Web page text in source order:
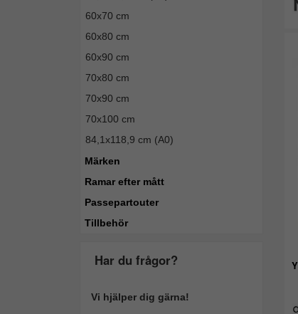
60x70 cm
60x80 cm
60x90 cm
70x80 cm
70x90 cm
70x100 cm
84,1x118,9 cm (A0)
Märken
Ramar efter mått
Passepartouter
Tillbehör
Har du frågor?
Vi hjälper dig gärna!